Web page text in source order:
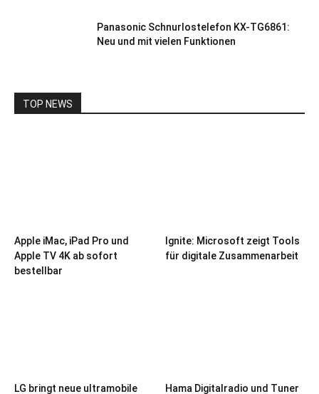
Panasonic Schnurlostelefon KX-TG6861:
Neu und mit vielen Funktionen
TOP NEWS
Apple iMac, iPad Pro und
Apple TV 4K ab sofort
bestellbar
Ignite: Microsoft zeigt Tools
für digitale Zusammenarbeit
LG bringt neue ultramobile Hama Digitalradio und Tuner